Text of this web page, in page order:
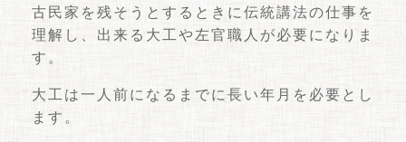
古民家を残そうとするときに伝統講法の仕事を
理解し、出来る大工や左官職人が必要になりま
す。
大工は一人前になるまでに長い年月を必要とし
ます。